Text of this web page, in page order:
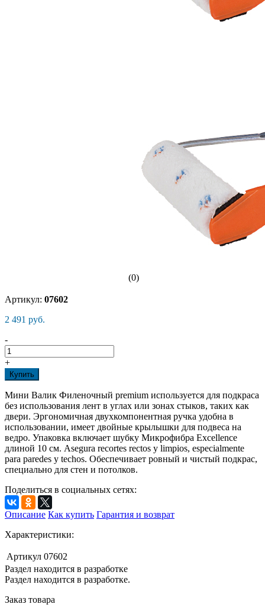
(0)
Артикул: 07602
2 491 руб.
-
+
Купить
Мини Валик Филеночный premium используется для подкраса
без использования лент в углах или зонах стыков, таких как
двери. Эргономичная двухкомпонентная ручка удобна в
использовании, имеет двойные крылышки для подвеса на
ведро. Упаковка включает шубку Микрофибра Excellence
длиной 10 см. Asegura recortes rectos y limpios, especialmente
para paredes y techos. Обеспечивает ровный и чистый подкрас,
специально для стен и потолков.
Поделиться в социальных сетях:
Описание Как купить Гарантия и возврат
Характеристики:
Артикул 07602
Раздел находится в разработке
Раздел находится в разработке.
Заказ товара